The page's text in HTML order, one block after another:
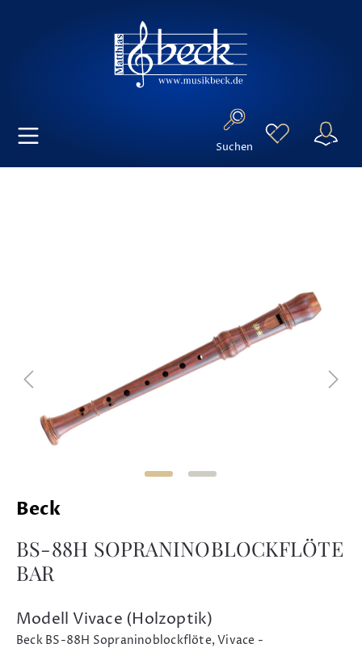
Suchen
Beck
BS-88H SOPRANINOBLOCKFLÖTE
BAR
Modell Vivace (Holzoptik)
Beck BS-88H Sopraninoblockflöte, Vivace -